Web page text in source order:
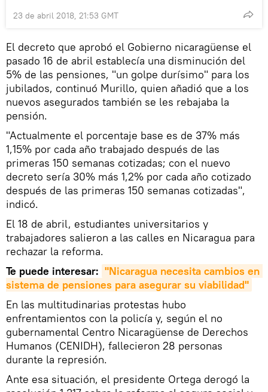
23 de abril 2018, 21:53 GMT
El decreto que aprobó el Gobierno nicaragüense el
pasado 16 de abril establecía una disminución del
5% de las pensiones, "un golpe durísimo" para los
jubilados, continuó Murillo, quien añadió que a los
nuevos asegurados también se les rebajaba la
pensión.
"Actualmente el porcentaje base es de 37% más
1,15% por cada año trabajado después de las
primeras 150 semanas cotizadas; con el nuevo
decreto sería 30% más 1,2% por cada año cotizado
después de las primeras 150 semanas cotizadas",
indicó.
El 18 de abril, estudiantes universitarios y
trabajadores salieron a las calles en Nicaragua para
rechazar la reforma.
Te puede interesar: "Nicaragua necesita cambios en
sistema de pensiones para asegurar su viabilidad"
En las multitudinarias protestas hubo
enfrentamientos con la policía y, según el no
gubernamental Centro Nicaragüense de Derechos
Humanos (CENIDH), fallecieron 28 personas
durante la represión.
Ante esa situación, el presidente Ortega derogó la